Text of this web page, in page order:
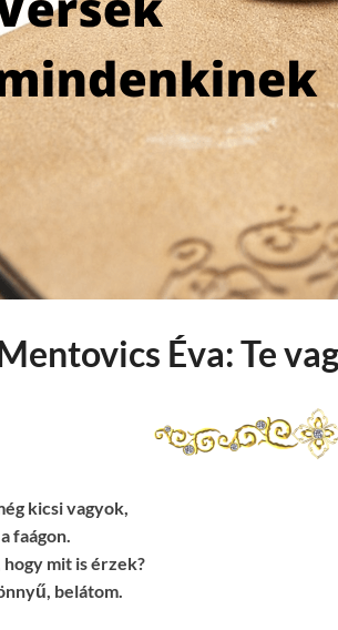
Éva: Te
kicsi vagyok,
faágon.
hogy mit is érzek?
belátom.